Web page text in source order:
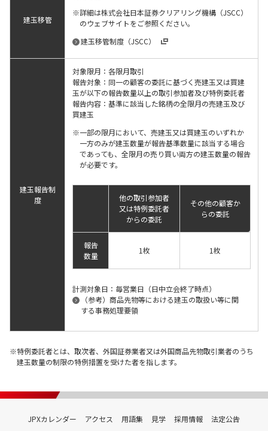
建玉移管
詳細は株式会社日本証券クリアリング機構（JSCC）
のウェブサイトをご参照ください。
建玉移管制度（JSCC）
建玉報告制
度
対象限月：各限月取引
報告対象：同一の顧客の委託に基づく売建玉又は買建
玉が以下の報告数量以上の取引参加者及び特例委託者
報告内容：基準に該当した銘柄の全限月の売建玉及び
買建玉
一部の限月において、売建玉又は買建玉のいずれか
一方のみが建玉数量が報告基準数量に該当する場合
であっても、全限月の売り買い両方の建玉数量の報告
が必要です。
他の取引参加者
又は特例委託者
からの委託
その他の顧客か
らの委託
報告
数量
1枚 1枚
計測対象日：毎営業日（日中立会終了時点）
（参考）商品先物等における建玉の取扱い等に関
する事務処理要領
特例委託者とは、取次者、外国証券業者又は外国商品先物取引業者のうち
建玉数量の制限の特例措置を受けた者を指します。
JPXカレンダー アクセス 用語集 見学 採用情報 法定公告